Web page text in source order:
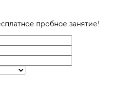
пробное занятие!